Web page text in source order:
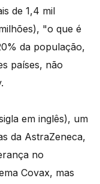
de 1,4 mil
"o que é
da população,
países, não
em inglês), um
da AstraZeneca,
no
Covax, mas